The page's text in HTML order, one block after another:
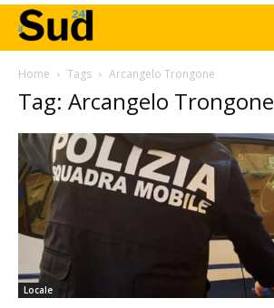
Home Tags Arcangelo Trongone
Tag: Arcangelo Trongone
Locale